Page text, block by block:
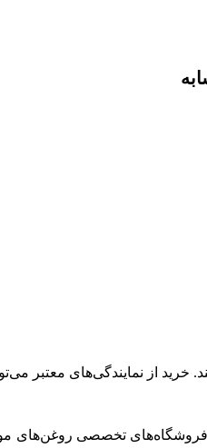
خرید از نمایندگی‌های معتبر
فروشگاه‌های تخصصی روغن‌های